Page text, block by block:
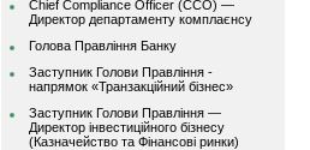
Chief Compliance Officer (CCO) —
Директор департаменту комплаєнсу
Голова Правління Банку
Заступник Голови Правління -
напрямок «Транзакційний бізнес»
Заступник Голови Правління —
Директор інвестиційного бізнесу
(Казначейство та Фінансові ринки)